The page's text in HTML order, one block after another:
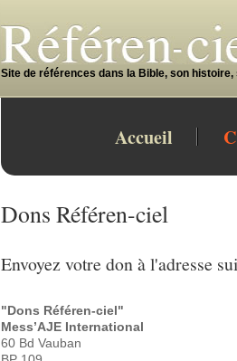
Site de références dans la Bible, son histoire,
Accueil
Dons Référen-ciel
Envoyez votre don à l'adresse
"Dons Référen-ciel"
Mess’AJE International
60 Bd Vauban